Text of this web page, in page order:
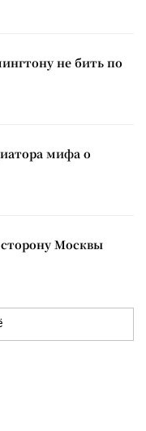
не бить по
мифа о
Москвы